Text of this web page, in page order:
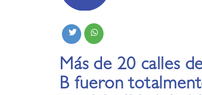
Más de 20 calles
B fueron